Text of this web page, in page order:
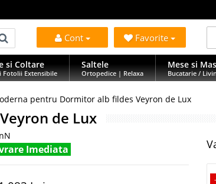
Cont Favorite
si Coltare
Fotolii Extensibile
Saltele
Ortopedice | Relaxa
Mese si
Bucatarie /
pentru Dormitor alb fildes Veyron de Lux
de Lux
Imediata